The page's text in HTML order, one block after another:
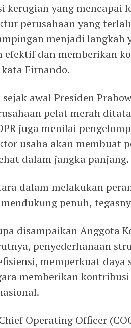
kerugian yang mencapai
perusahaan yang
menjadi langkah
efektif dan memberikan
kata Firnando.
awal Presiden
pelat merah
juga menilai
usaha akan membuat
dalam jangka panjang.
dalam melakukan
penuh,
disampaikan Anggota
penyederhanaan
memperkuat daya
memberikan
Operating Officer